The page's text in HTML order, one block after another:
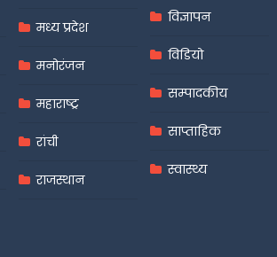
मध्य प्रदेश
मनोरंजन
महाराष्ट्र
रांची
राजस्थान
विज्ञापन
विडियो
सम्पादकीय
साप्ताहिक
स्वास्थ्य